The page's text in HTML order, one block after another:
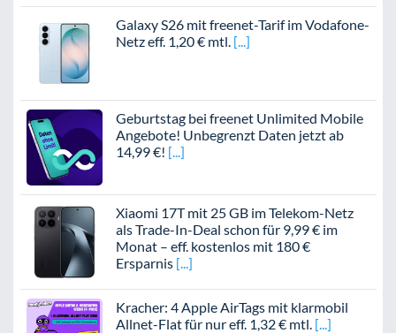
Galaxy S26 mit freenet-Tarif im Vodafone-
Netz eff. 1,20 € mtl.
Geburtstag bei freenet Unlimited Mobile
Angebote! Unbegrenzt Daten jetzt ab
14,99 €!
Xiaomi 17T mit 25 GB im Telekom-Netz
als Trade-In-Deal schon für 9,99 € im
Monat – eff. kostenlos mit 180 €
Ersparnis
Kracher: 4 Apple AirTags mit klarmobil
Allnet-Flat für nur eff. 1,32 € mtl.